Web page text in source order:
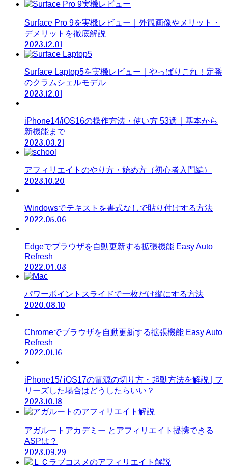
Surface Pro 9を実機レビュー｜外観画像やメリット・
デメリットを徹底解説
2023.12.01
Surface Laptop5を実機レビュー｜やっぱりこれ！定番
のクラムシェルモデル
2023.12.01
iPhone14/iOS16の操作方法・使い方 53選｜基本から
新機能まで
2023.03.21
アフィリエイトのやり方・始め方（初心者入門編）
2023.10.20
Windowsでテキストを書式なしで貼り付けする方法
2022.05.06
Edgeでブラウザを自動更新する拡張機能 Easy Auto
Refresh
2022.04.03
パワーポイントスライドで一枚だけ縦にする方法
2020.08.10
Chromeでブラウザを自動更新する拡張機能 Easy Auto
Refresh
2022.01.16
iPhone15/ iOS17の電源の切り方・起動方法を解説 | フ
リーズした場合はどうしたらいい？
2023.10.18
アガルートアカデミー とアフィリエイト提携できる
ASPは？
2023.09.29